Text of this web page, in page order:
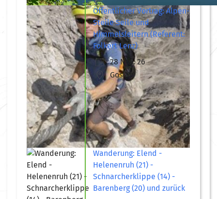
Öffentlicher Vortrag: Alpen-
Steile Seile und
Himmelsleitern (Referent:
Folkert Lenz)
28 Nov. 26
Goslar
Wanderung: Elend -
Helenenruh (21) -
Schnarcherklippe (14) -
Barenberg (20) und zurück